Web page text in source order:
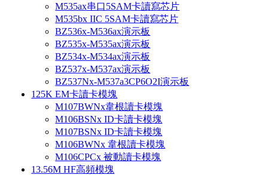
M535ax串口5SAM卡讀寫芯片
M535bx IIC 5SAM卡讀寫芯片
BZ536x-M536ax演示板
BZ535x-M535ax演示板
BZ534x-M534ax演示板
BZ537x-M537ax演示板
BZ537Nx-M537a3CP6O2I演示板
125K EM卡讀卡模塊
M107BWNx韋根讀卡模塊
M106BSNx ID卡讀卡模塊
M107BSNx ID卡讀卡模塊
M106BWNx 韋根讀卡模塊
M106CPCx 被動讀卡模塊
13.56M HF高頻模塊